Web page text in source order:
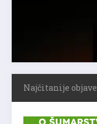
Najčitanije objave